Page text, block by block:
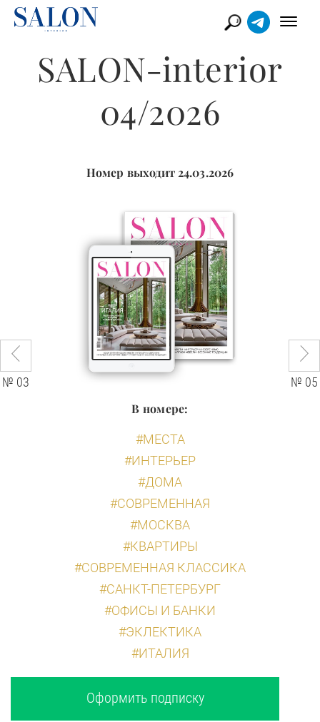
SALON-interior
04/2026
Номер выходит 24.03.2026
№ 03
№ 05
В номере:
#МЕСТА
#ИНТЕРЬЕР
#ДОМА
#СОВРЕМЕННАЯ
#МОСКВА
#КВАРТИРЫ
#СОВРЕМЕННАЯ КЛАССИКА
#САНКТ-ПЕТЕРБУРГ
#ОФИСЫ И БАНКИ
#ЭКЛЕКТИКА
#ИТАЛИЯ
Оформить подписку